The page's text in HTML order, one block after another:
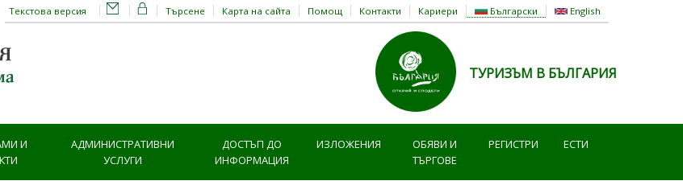
Български English
Търсене Карта на сайта Помощ Контакти Кариери
Текстова версия
ТУРИЗЪМ В БЪЛГАРИЯ
И
АДМИНИСТРАТИВНИ
УСЛУГИ
ДОСТЪП ДО
ИНФОРМАЦИЯ
ИЗЛОЖЕНИЯ
ОБЯВИ И
ТЪРГОВЕ
РЕГИСТРИ ЕСТИ